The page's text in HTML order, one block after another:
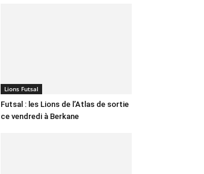
Lions Futsal
Futsal : les Lions de l’Atlas de sortie
ce vendredi à Berkane